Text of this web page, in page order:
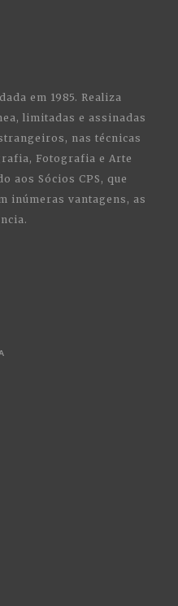
em 1985. Realiza
limitadas e assinadas
nas técnicas
Fotografia e Arte
aos Sócios CPS, que
inúmeras vantagens, as